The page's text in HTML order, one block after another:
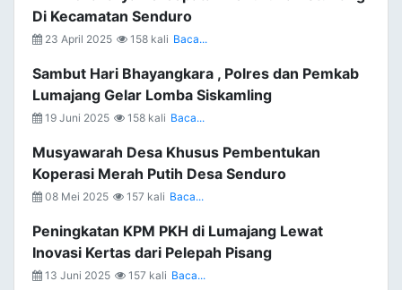
Di Kecamatan Senduro
23 April 2025 158 kali Baca...
Sambut Hari Bhayangkara , Polres dan Pemkab
Lumajang Gelar Lomba Siskamling
19 Juni 2025 158 kali Baca...
Musyawarah Desa Khusus Pembentukan
Koperasi Merah Putih Desa Senduro
08 Mei 2025 157 kali Baca...
Peningkatan KPM PKH di Lumajang Lewat
Inovasi Kertas dari Pelepah Pisang
13 Juni 2025 157 kali Baca...